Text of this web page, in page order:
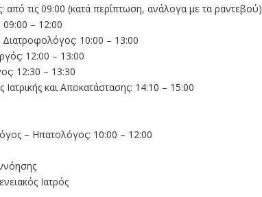
από τις 09:00 (κατά περίπτωση, ανάλογα με τα ραντεβού)
09:00 – 12:00
Διατροφολόγος: 10:00 – 13:00
12:00 – 13:00
12:30 – 13:30
Ιατρικής και Αποκατάστασης: 14:10 – 15:00
– Ηπατολόγος: 10:00 – 12:00
Ιατρός